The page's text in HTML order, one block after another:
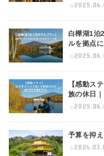
白樺湖1泊
ルを拠点
【感動ス
族の休日
予算を抑